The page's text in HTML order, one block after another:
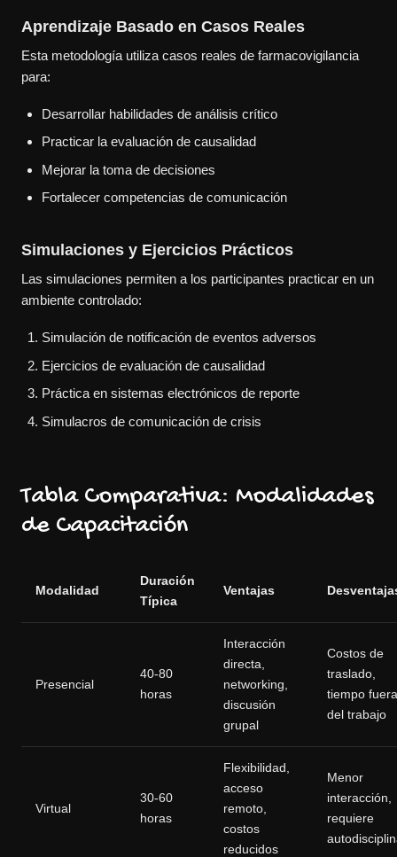
Aprendizaje Basado en Casos Reales
Esta metodología utiliza casos reales de farmacovigilancia
para:
Desarrollar habilidades de análisis crítico
Practicar la evaluación de causalidad
Mejorar la toma de decisiones
Fortalecer competencias de comunicación
Simulaciones y Ejercicios Prácticos
Las simulaciones permiten a los participantes practicar en un
ambiente controlado:
Simulación de notificación de eventos adversos
Ejercicios de evaluación de causalidad
Práctica en sistemas electrónicos de reporte
Simulacros de comunicación de crisis
Tabla Comparativa: Modalidades
de Capacitación
Modalidad
Duración
Típica
Ventajas
Presencial
40-80
horas
Interacción
directa,
networking,
discusión
grupal
Costos de
traslado,
tiempo fuera
del trabajo
Virtual
30-60
horas
Flexibilidad,
acceso
remoto,
costos
reducidos
Menor
interacción,
requiere